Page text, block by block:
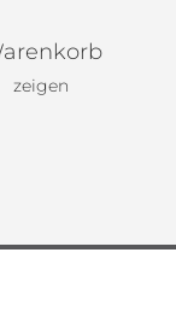
zeigen